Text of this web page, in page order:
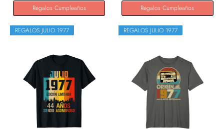
Regalos Cumpleaños Regalos Cumpleaños
REGALOS JULIO 1977 REGALOS JULIO 1977